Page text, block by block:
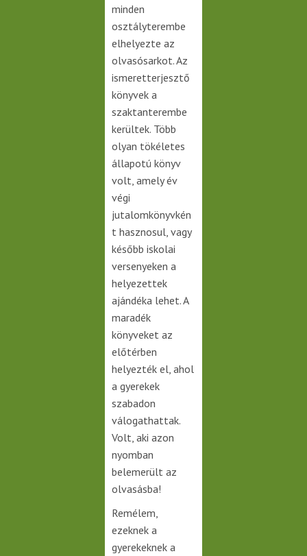
minden
osztályterembe
elhelyezte az
olvasósarkot. Az
ismeretterjesztő
könyvek a
szaktanterembe
kerültek. Több
olyan tökéletes
állapotú könyv
volt, amely év
végi
jutalomkönyvkén
t hasznosul, vagy
később iskolai
versenyeken a
helyezettek
ajándéka lehet. A
maradék
könyveket az
előtérben
helyezték el, ahol
a gyerekek
szabadon
válogathattak.
Volt, aki azon
nyomban
belemerült az
olvasásba!
Remélem,
ezeknek a
gyerekeknek a